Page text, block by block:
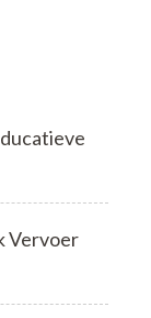
Vervoer